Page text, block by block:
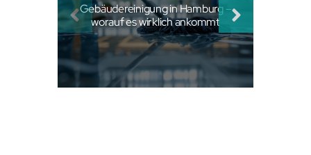
Gebäudereinigung in Hamburg –
worauf es wirklich ankommt